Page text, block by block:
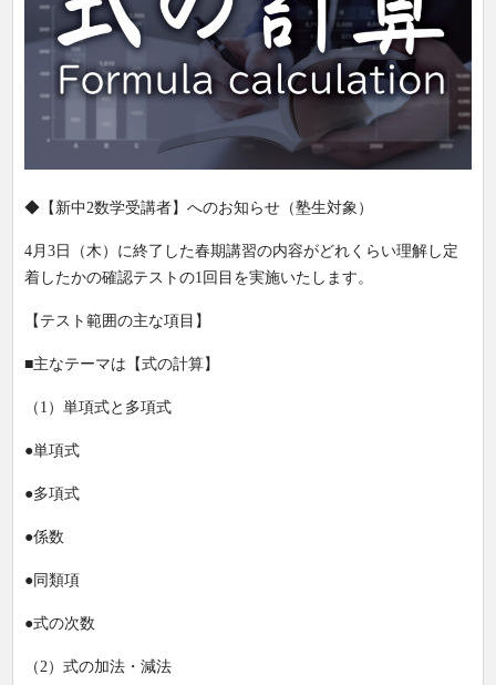
◆【新中2数学受講者】へのお知らせ（塾生対象）
4月3日（木）に終了した春期講習の内容がどれくらい理解し定
着したかの確認テストの1回目を実施いたします。
【テスト範囲の主な項目】
■主なテーマは【式の計算】
（1）単項式と多項式
●単項式
●多項式
●係数
●同類項
●式の次数
（2）式の加法・減法